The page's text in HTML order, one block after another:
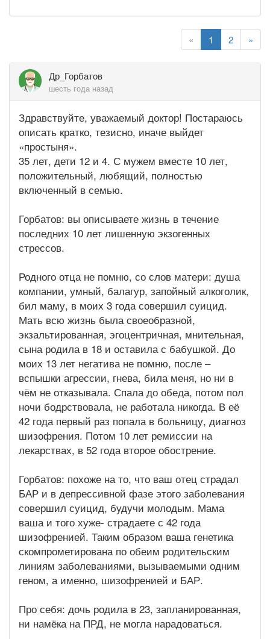
« 1 2 »
Др_Горбатов
шесть года назад
Здравствуйте, уважаемый доктор! Постараюсь
описать кратко, тезисно, иначе выйдет
«простыня».
35 лет, дети 12 и 4. С мужем вместе 10 лет,
положительный, любящий, полностью
включенный в семью.
Горбатов: вы описываете жизнь в течение
последних 10 лет лишенную экзогенных
стрессов.
Родного отца не помню, со слов матери: душа
компании, умный, балагур, запойный алкоголик,
бил маму, в моих 3 года совершил суицид.
Мать всю жизнь была своеобразной,
экзальтированная, эгоцентричная, мнительная,
сына родила в 18 и оставила с бабушкой. До
моих 13 лет негатива не помню, после –
вспышки агрессии, гнева, била меня, но ни в
чём не отказывала. Спала до обеда, потом пол
ночи бодрствовала, не работала никогда. В её
42 года первый раз попала в больницу, диагноз
шизофрения. Потом 10 лет ремиссии на
лекарствах, в 52 года второе обострение.
Горбатов: похоже на то, что ваш отец страдал
БАР и в депрессивной фазе этого заболевания
совершил суицид, будучи молодым. Мама
ваша и того хуже- страдаете с 42 года
шизофренией. Таким образом ваша генетика
скомпрометирована по обеим родительским
линиям заболеваниями, вызываемыми одним
геном, а именно, шизофренией и БАР.
Про себя: дочь родила в 23, запланированная,
ни намёка на ПРД, не могла нарадоваться.